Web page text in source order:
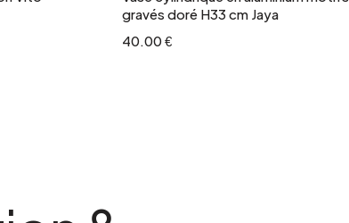
gravés doré H33 cm Jaya
40.00 €